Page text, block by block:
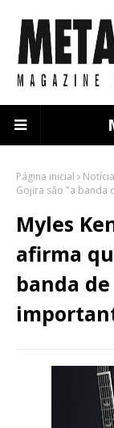
Página inicial
Gojira são "a banda
Myles
afirma
banda